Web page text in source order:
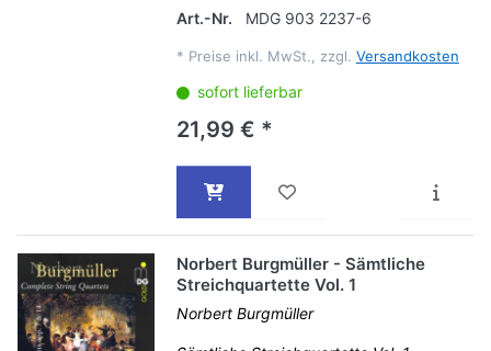
Art.-Nr.
MDG 903 2237-6
* Preise inkl. MwSt., zzgl. Versandkosten
sofort lieferbar
21,99 € *
Norbert Burgmüller - Sämtliche
Streichquartette Vol. 1
Norbert Burgmüller